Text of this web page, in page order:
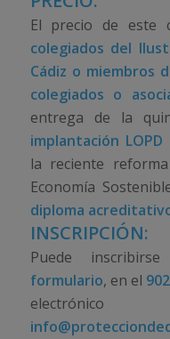
El precio de este
colegiados del
Cádiz o miembros
colegiados o
entrega de la
implantación
la reciente
Economía
diploma
INSCRIPCIÓN:
Puede
formulario, en el